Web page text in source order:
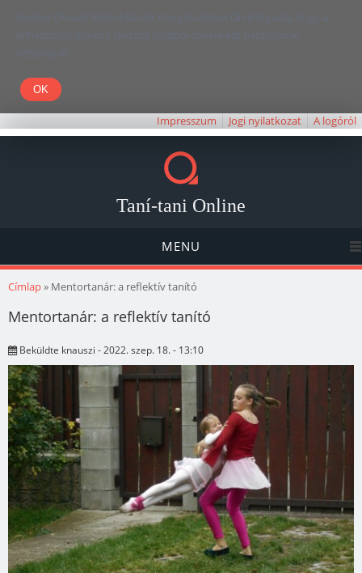
Kedves Olvasó! Weboldalunk böngészésével Ön elfogadja, hogy a
felhasználói élmény javítása céljából cookie-kat használunk.
Köszönjük!
Impresszum Jogi nyilatkozat A logóról
Taní-tani Online
MENU
Jelenlegi hely
Címlap» Mentortanár: a reflektív tanító
Mentortanár: a reflektív tanító
Beküldte knauszi - 2022. szep. 18. - 13:10